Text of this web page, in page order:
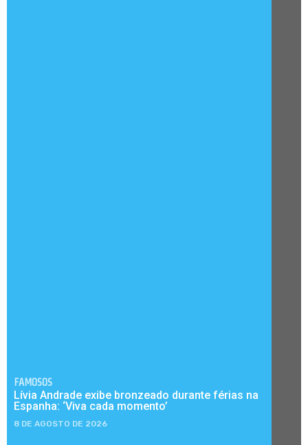
FAMOSOS
Lívia Andrade exibe bronzeado durante férias na
Espanha: ‘Viva cada momento’
8 DE AGOSTO DE 2026